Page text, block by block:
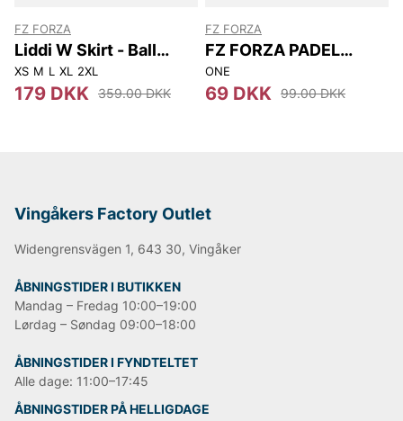
FZ FORZA
Liddi W Skirt - Ball
pocket
XS M L XL 2XL
179 DKK 359.00 DKK
FZ FORZA
FZ FORZA PADEL
PREMIUM BALL
ONE
69 DKK 99.00 DKK
Vingåkers Factory Outlet
Widengrensvägen 1, 643 30, Vingåker
ÅBNINGSTIDER I BUTIKKEN
Mandag – Fredag 10:00–19:00
Lørdag – Søndag 09:00–18:00
ÅBNINGSTIDER I FYNDTELTET
Alle dage: 11:00–17:45
ÅBNINGSTIDER PÅ HELLIGDAGE